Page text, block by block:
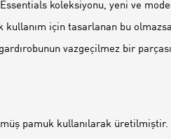
koleksiyonu, yeni ve
kullanım için tasarlanan bu
vazgeçilmez bir
pamuk kullanılarak üretilmiştir.